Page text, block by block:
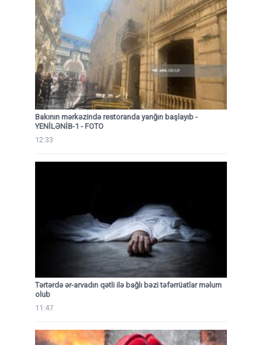
Bakının mərkəzində restoranda yanğın başlayıb -
YENİLƏNİB-1 - FOTO
12:33
Tərtərdə ər-arvadın qətli ilə bağlı bəzi təfərrüatlar məlum
olub
11:47